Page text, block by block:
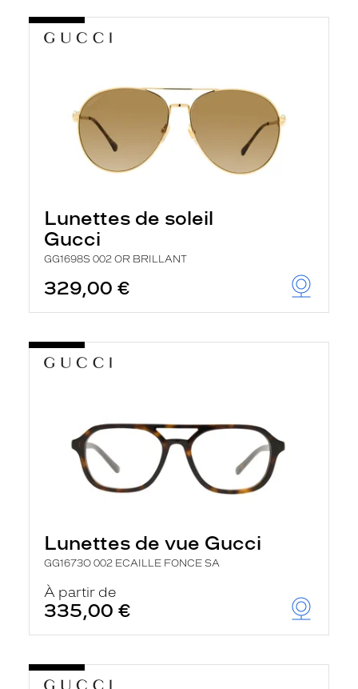
Lunettes de soleil
Gucci
GG1698S 002 OR BRILLANT
329,00 €
Lunettes de vue Gucci
GG1673O 002 ECAILLE FONCE SA
À partir de
335,00 €